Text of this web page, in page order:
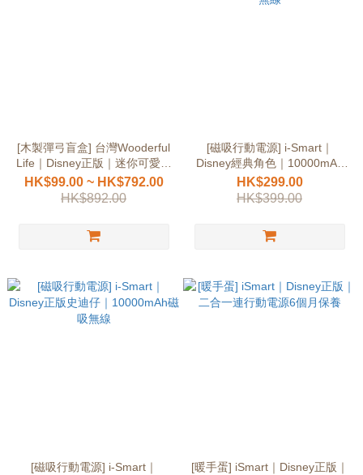
[木製彈弓盲盒] 台灣Wooderful
Life｜Disney正版｜迷你可愛擺
設
HK$99.00 ~ HK$792.00
HK$892.00
[磁吸行動電源] i-Smart｜
Disney經典角色｜10000mAh
磁吸無線
HK$299.00
HK$399.00
[磁吸行動電源] i-Smart｜
[暖手蛋] iSmart｜Disney正版｜